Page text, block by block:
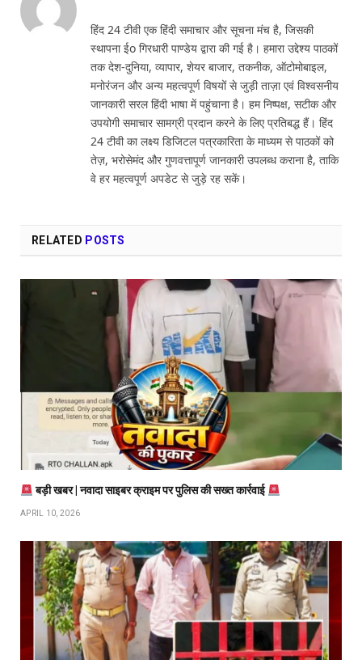
हिंद 24 टीवी एक हिंदी समाचार और सूचना मंच है, जिसकी
स्थापना ईo गिरधारी पाण्डेय द्वारा की गई है। हमारा उद्देश्य पाठकों
तक देश-दुनिया, व्यापार, शेयर बाजार, तकनीक, ऑटोमोबाइल,
मनोरंजन और अन्य महत्वपूर्ण विषयों से जुड़ी ताज़ा एवं विश्वसनीय
जानकारी सरल हिंदी भाषा में पहुंचाना है। हम निष्पक्ष, सटीक और
उपयोगी समाचार सामग्री प्रदान करने के लिए प्रतिबद्ध हैं। हिंद
24 टीवी का लक्ष्य डिजिटल पत्रकारिता के माध्यम से पाठकों को
तेज़, भरोसेमंद और गुणवत्तापूर्ण जानकारी उपलब्ध कराना है, ताकि
वे हर महत्वपूर्ण अपडेट से जुड़े रह सकें।
RELATED POSTS
बड़ी खबर | नवादा साइबर क्राइम पर पुलिस की सख्त कार्रवाई
APRIL 10, 2026